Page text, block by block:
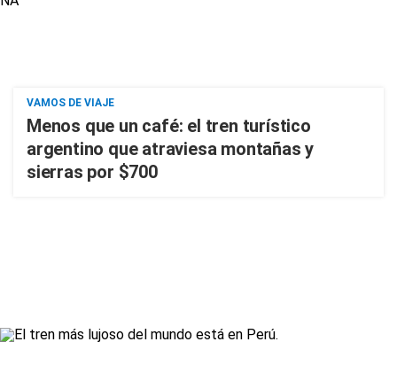
VAMOS DE VIAJE
Menos que un café: el tren turístico
argentino que atraviesa montañas y
sierras por $700